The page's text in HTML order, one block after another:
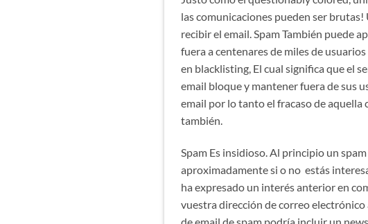
las comunicaciones pueden ser
recibir el email. Spam También puede
fuera a centenares de miles de
en blacklisting, El cual significa que el
email bloque y mantener fuera de sus
email por lo tanto el fracaso de aquella
también.
Spam Es insidioso. Al principio un
aproximadamente si o no estás
ha expresado un interés anterior en
vuestra dirección de correo